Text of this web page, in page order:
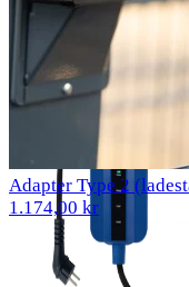
Adapter Type 2
1.174,00 kr